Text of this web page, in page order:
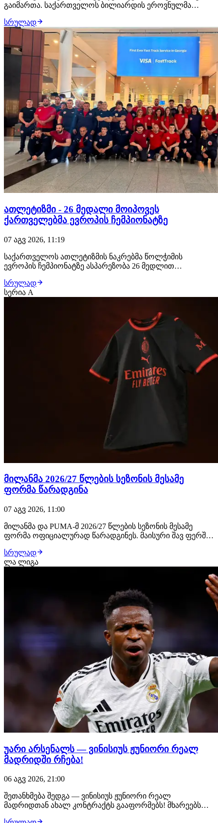
გაიმართა. საქართველოს ბილიარდის ეროვნულმა
ანგარიშით 3:1 დათმო და ევროპის ვიცე-ჩემპიონი გახდა,
რაც ისტორიული შედეგია. ფინალამდე ქართველმა
მობილიარდეებმა სლოვაკეთის, პოლონეთისა და
ხორვატიის ნაკრ…
სრულად
ათლეტიზმი - 26 მედალი მოიპოვეს
ქართველებმა ევროპის ჩემპიონატზე
07 აგვ 2026, 11:19
საქართველოს ათლეტიზმის ნაკრებმა წოლჭიმის
ევროპის ჩემპიონატზე ასპარეზობა 26 მედლით
ევროპის ჩემპიონატი მიმდინარეობს. კონტინენტის
პირველობაზე ასპარეზობა ქართველმა ათლეტებმა 26 -
სრულად
სერია A
მილანმა 2026/27 წლების სეზონის მესამე
ფორმა წარადგინა
07 აგვ 2026, 11:00
მილანმა და PUMA-მ 2026/27 წლების სეზონის მესამე
ფორმა ოფიციალურად წარადგინეს. მაისური შავ ფერშია
დეტალები ამშვენებს. დიზაინში კლუბის ტრადიციული
ფერები ახალი ინტერპრეტაციით არის წარმოდგენილი,
სრულად
ლა ლიგა
უარი არსენალს — ვინისიუს ჟუნიორი რეალ
მადრიდში რჩება!
06 აგვ 2026, 21:00
შეთანხმება შედგა — ვინისიუს ჟუნიორი რეალ
მადრიდთან ახალ კონტრაქტს გააფორმებს! მხარეებს